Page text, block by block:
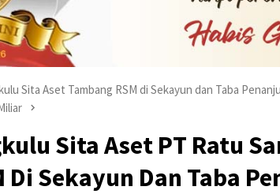
Sita Aset Tambang RSM di Sekayun dan Taba
Sita Aset PT Ratu
Di Sekayun Dan Taba